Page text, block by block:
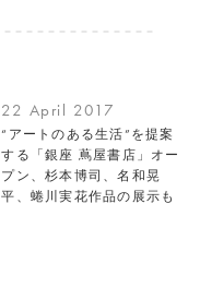
22 April 2017
“アートのある生活”を提案
する「銀座 蔦屋書店」オー
プン、杉本博司、名和晃
平、蜷川実花作品の展示も